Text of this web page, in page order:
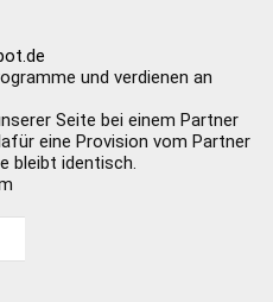
und verdienen an
Seite bei einem Partner
eine Provision vom Partner
bleibt identisch.